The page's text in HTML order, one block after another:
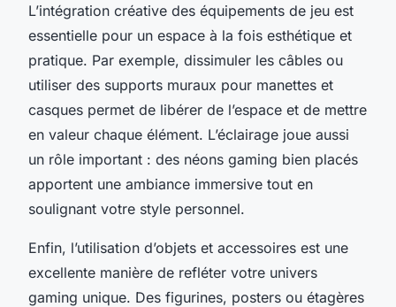
L’intégration créative des équipements de jeu est
essentielle pour un espace à la fois esthétique et
pratique. Par exemple, dissimuler les câbles ou
utiliser des supports muraux pour manettes et
casques permet de libérer de l’espace et de mettre
en valeur chaque élément. L’éclairage joue aussi
un rôle important : des néons gaming bien placés
apportent une ambiance immersive tout en
soulignant votre style personnel.
Enfin, l’utilisation d’objets et accessoires est une
excellente manière de refléter votre univers
gaming unique. Des figurines, posters ou étagères